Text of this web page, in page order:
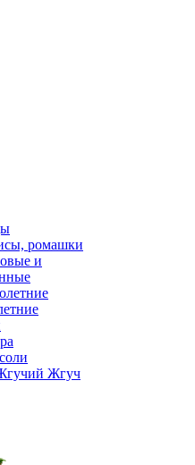
ромашки
и
Жгуч